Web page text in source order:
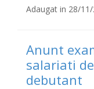
Adaugat in 28/
Anunt
salariati
debutant